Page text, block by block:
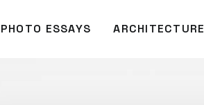
PHOTO ESSAYS ARCHITECTURE